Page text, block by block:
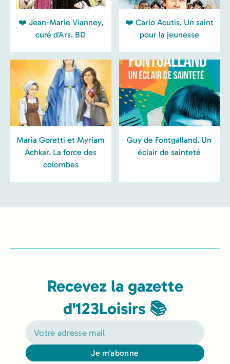
❤️ Jean-Marie Vianney,
curé d’Ars. BD
❤️ Carlo Acutis. Un saint
pour la jeunesse
Maria Goretti et Myriam
Achkar. La force des
colombes
Guy de Fontgalland. Un
éclair de sainteté
Recevez la gazette
d'123Loisirs 📚
Je m'abonne